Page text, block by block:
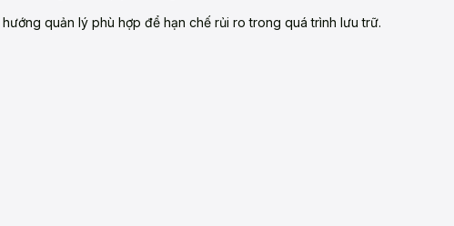
quản lý phù hợp để hạn chế rủi ro trong quá trình lưu trữ.